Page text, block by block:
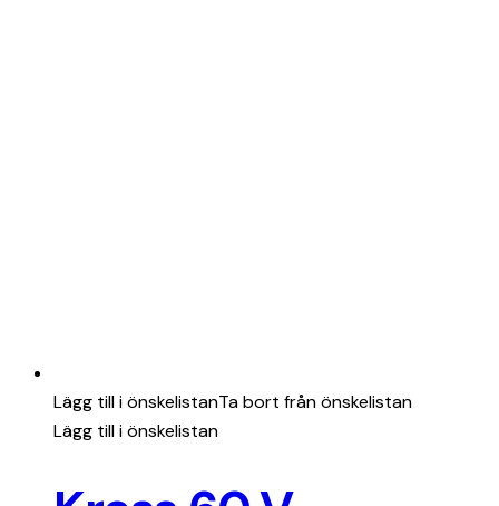
Lägg till i önskelistanTa bort från önskelistan
Lägg till i önskelistan